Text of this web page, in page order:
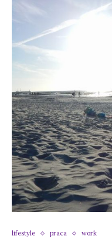
lifestyle praca work